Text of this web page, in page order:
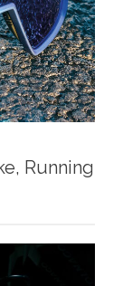
Running